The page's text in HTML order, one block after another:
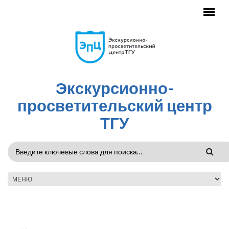
Экскурсионно-
просветительский центр
ТГУ
ФОРМА
ПОИСКА